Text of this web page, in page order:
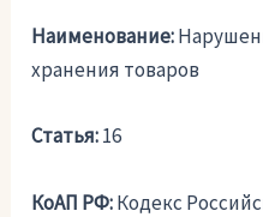
Наименование:
хранения товаров
Статья:16
КоАП РФ:Кодекс